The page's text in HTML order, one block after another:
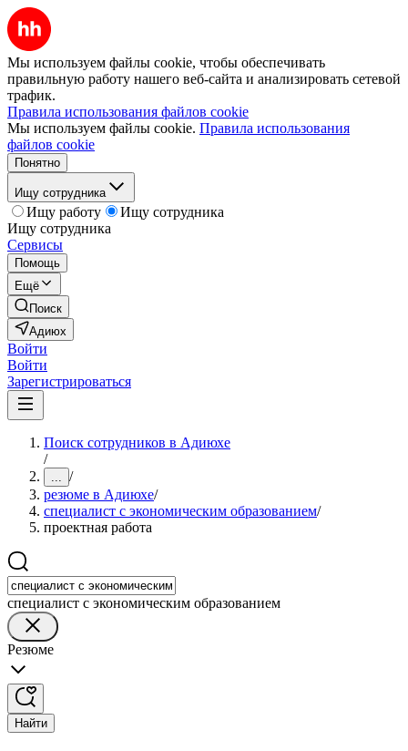
Мы используем файлы cookie, чтобы обеспечивать
правильную работу нашего веб-сайта и анализировать сетевой
трафик.
Правила использования файлов cookie
Мы используем файлы cookie. Правила использования
файлов cookie
Понятно
Ищу сотрудника
Ищу работу
Ищу сотрудника
Ищу сотрудника
Сервисы
Помощь
Ещё
Поиск
Адиюх
Войти
Войти
Зарегистрироваться
Поиск сотрудников в Адиюхе
/
... /
резюме в Адиюхе/
специалист с экономическим образованием/
проектная работа
специалист с экономическим образованием
Резюме
Найти